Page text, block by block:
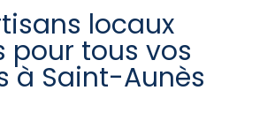
locaux
pour tous vos
à Saint-Aunès